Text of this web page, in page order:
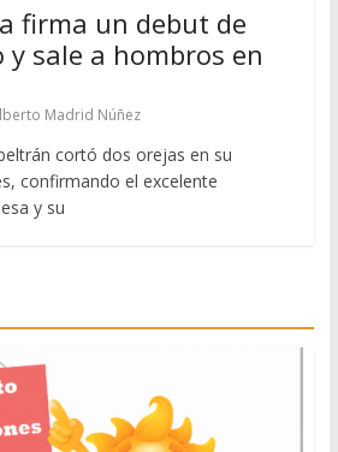
firma un debut de
y sale a hombros en
Madrid Núñez
cortó dos orejas en su
confirmando el excelente
y su